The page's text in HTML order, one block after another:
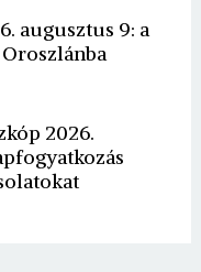
augusztus 9: a
2026.